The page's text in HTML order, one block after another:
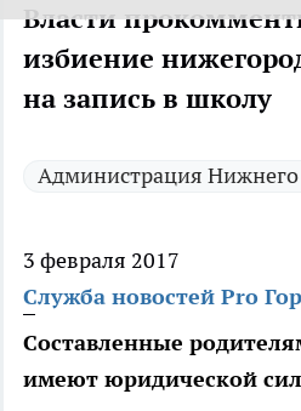
Власти
избиение
на запись в школу
Администрация
3 февраля 2017
Служба новостей Pro
Составленные
имеют юридической